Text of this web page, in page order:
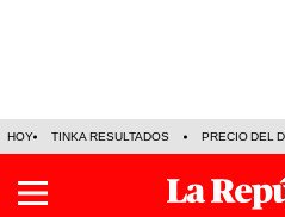
HOY TINKA RESULTADOS PRECIO DEL